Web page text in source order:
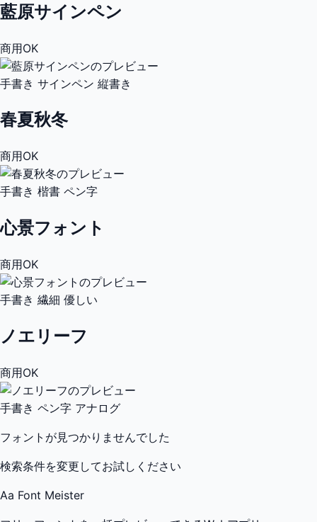
藍原サインペン
商用OK
手書き サインペン 縦書き
春夏秋冬
商用OK
手書き 楷書 ペン字
心景フォント
商用OK
手書き 繊細 優しい
ノエリーフ
商用OK
手書き ペン字 アナログ
フォントが見つかりませんでした
検索条件を変更してお試しください
Aa Font Meister